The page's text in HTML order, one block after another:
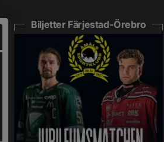
Biljetter Färjestad-Örebro